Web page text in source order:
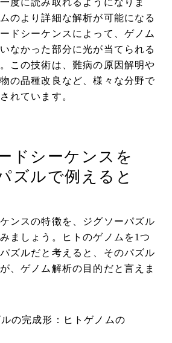
のより詳細な解析が可能になる
ドシーケンスによって、ゲノム
なかった部分に光が当てられる
この技術は、難病の原因解明や
の品種改良など、様々な分野で
れています。
ドシーケンスを
ズルで例えると
ンスの特徴を、ジグソーパズル
ましょう。ヒトのゲノムを1つ
ズルだと考えると、そのパズル
、ゲノム解析の目的だと言えま
の完成形：ヒトゲノムの